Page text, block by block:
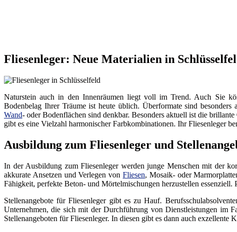
Fliesenleger: Neue Materialien in
Naturstein auch in den Innenräumen liegt voll im Trend. Auch Sie
Bodenbelag Ihrer Träume ist heute üblich. Überformate sind
Wand- oder Bodenflächen sind denkbar. Besonders aktuell ist die
gibt es eine Vielzahl harmonischer Farbkombinationen. Ihr Fliesenleger
Ausbildung zum Fliesenleger und
In der Ausbildung zum Fliesenleger werden junge Menschen mit der
akkurate Ansetzen und Verlegen vonFliesen, Mosaik- oder
Fähigkeit, perfekte Beton- und Mörtelmischungen herzustellen
Stellenangebote für Fliesenleger gibt es zu Hauf.
Unternehmen, die sich mit der Durchführung von Dienstleistungen im
Stellenangeboten für Fliesenleger. In diesen gibt es dann auch exzellente